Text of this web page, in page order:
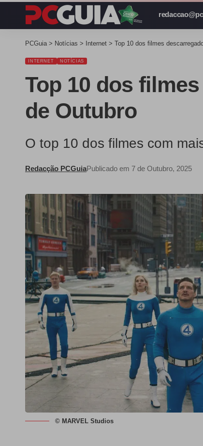
PCGuia > Notícias > Internet > Top 10 dos filmes
INTERNET NOTÍCIAS
Top 10 dos
de Outubro
O top 10 dos filmes com
Redacção PCGuiaPublicado em 7 de Outubro, 2025
© MARVEL Studios